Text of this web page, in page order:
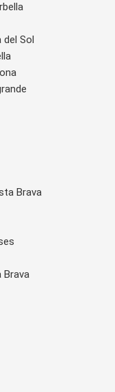
del Sol
Brava
Brava